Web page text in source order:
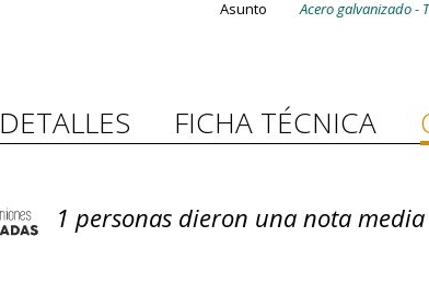
Asunto Acero galvanizado -
DETALLES FICHA TÉCNICA
1 personas dieron una nota